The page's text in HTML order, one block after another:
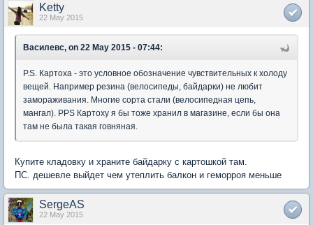
Ketty
22 May 2015
Василевс, on 22 May 2015 - 07:44:
P.S. Картоха - это условное обозначение чувствительных к холоду
вещей. Например резина (велосипеды, байдарки) не любит
замораживания. Многие сорта стали (велосипедная цепь,
мангал). PPS Картоху я бы тоже хранил в магазине, если бы она
там не была такая говняная.
Купите кладовку и храните байдарку с картошкой там.
ПС. дешевле выйдет чем утеплить балкон и геморроя меньше
SergeAS
22 May 2015